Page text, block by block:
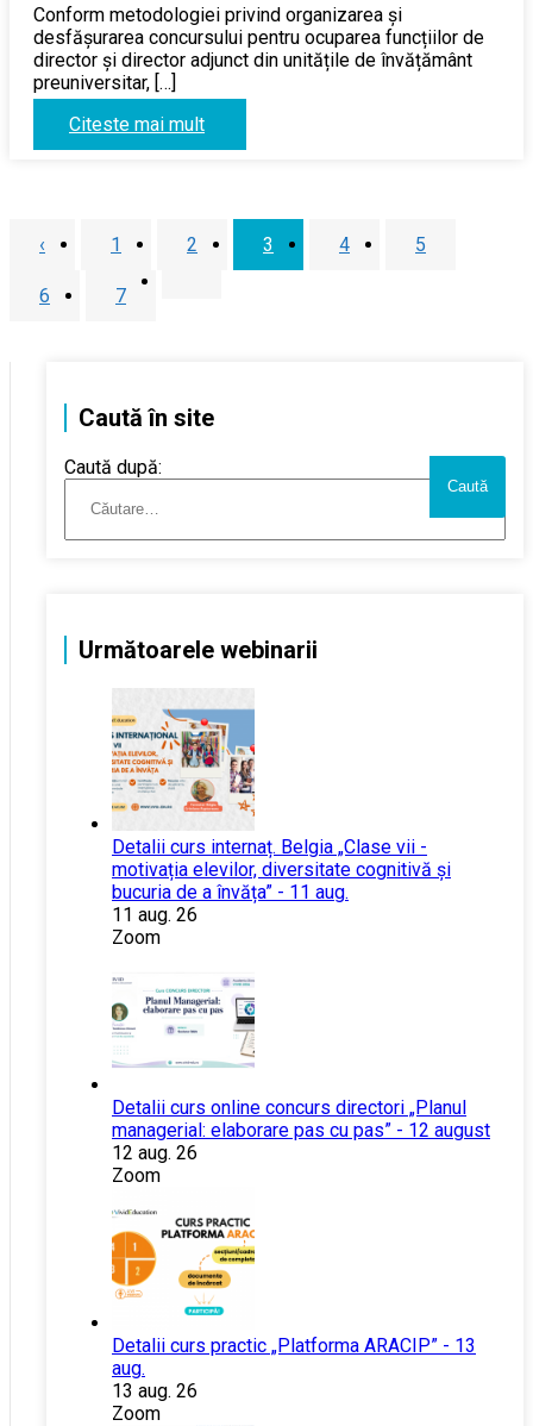
Conform metodologiei privind organizarea și
desfășurarea concursului pentru ocuparea funcțiilor de
director și director adjunct din unitățile de învățământ
preuniversitar, […]
Citeste mai mult
‹ 1 2 3 4 5
6 7
Caută în site
Caută după:
Următoarele webinarii
Detalii curs internaț. Belgia „Clase vii -
motivația elevilor, diversitate cognitivă și
bucuria de a învăța” - 11 aug.
11 aug. 26
Zoom
Detalii curs online concurs directori „Planul
managerial: elaborare pas cu pas” - 12 august
12 aug. 26
Zoom
Detalii curs practic „Platforma ARACIP” - 13
aug.
13 aug. 26
Zoom